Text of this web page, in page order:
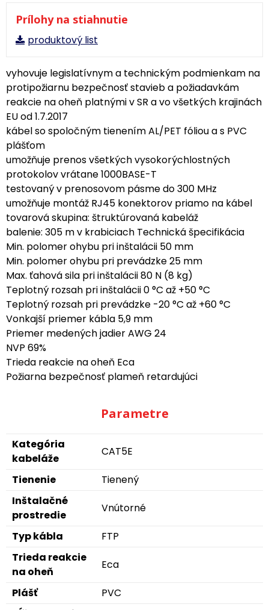
Prílohy na stiahnutie
produktový list
vyhovuje legislatívnym a technickým podmienkam na
protipožiarnu bezpečnosť stavieb a požiadavkám
reakcie na oheň platnými v SR a vo všetkých krajinách
EU od 1.7.2017
kábel so spoločným tienením AL/PET fóliou a s PVC
plášťom
umožňuje prenos všetkých vysokorýchlostných
protokolov vrátane 1000BASE-T
testovaný v prenosovom pásme do 300 MHz
umožňuje montáž RJ45 konektorov priamo na kábel
tovarová skupina: štruktúrovaná kabeláž
balenie: 305 m v krabiciach Technická špecifikácia
Min. polomer ohybu pri inštalácii 50 mm
Min. polomer ohybu pri prevádzke 25 mm
Max. ťahová sila pri inštalácii 80 N (8 kg)
Teplotný rozsah pri inštalácii 0 °C až +50 °C
Teplotný rozsah pri prevádzke -20 °C až +60 °C
Vonkajší priemer kábla 5,9 mm
Priemer medených jadier AWG 24
NVP 69%
Trieda reakcie na oheň Eca
Požiarna bezpečnosť plameň retardujúci
Parametre
Kategória
kabeláže
CAT5E
Tienenie
Tienený
Inštalačné
prostredie
Vnútorné
Typ kábla
FTP
Trieda reakcie
na oheň
Eca
Plášť
PVC